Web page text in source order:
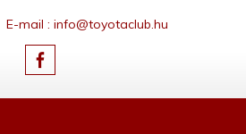
E-mail : info@toyotaclub.hu